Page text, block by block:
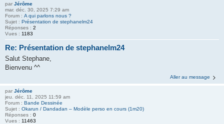
par Jérôme
mar. déc. 30, 2025 7:29 am
Forum : A qui parlons nous ?
Sujet : Présentation de stephanelm24
Réponses : 2
Vues : 1183
Re: Présentation de stephanelm24
Salut Stephane,
Bienvenu ^^
Aller au message
par Jérôme
jeu. déc. 11, 2025 11:59 am
Forum : Bande Dessinée
Sujet : Okarun / Dandadan – Modèle perso en cours (1m20)
Réponses : 0
Vues : 11463